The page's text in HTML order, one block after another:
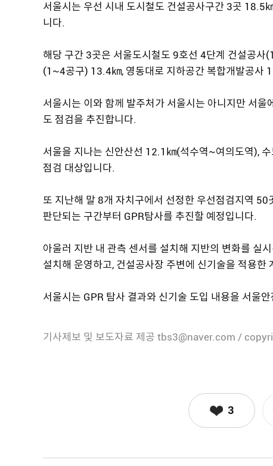
서울시는 우선 시내 도시철도 건설공사구간 3곳 18.5
니다.
해당 구간 3곳은 서울도시철도 9호선 4단계 건설공
(1~4공구) 13.4㎞, 영동대로 지하공간 복합개발공사
서울시는 이와 함께 발주처가 서울시는 아니지만 서
도 점검을 추진합니다.
서울을 지나는 신안산선 12.1㎞(석수역~여의도역),
점검 대상입니다.
또 지난해 말 8개 자치구에서 선정한 우선점검지역
판단되는 구간부터 GPR탐사를 추진할 예정입니다.
아울러 지반 내 관측 센서를 설치해 지반의 변화를 실
설치해 운영하고, 건설공사장 주변에 신기술을 적용한
서울시는 GPR 탐사 결과와 신기술 도입 내용을 서울
기사제보 및 보도자료 제공 tbs3@naver.com /
3